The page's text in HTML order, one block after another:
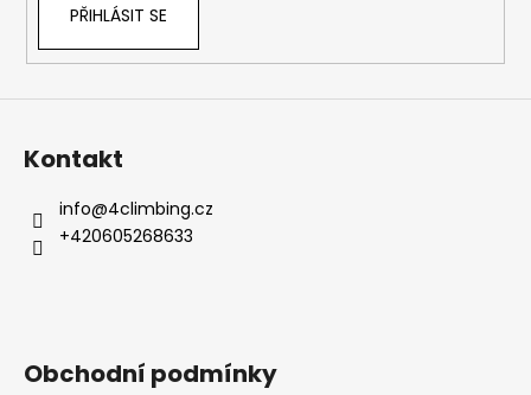
PŘIHLÁSIT SE
Kontakt
info@4climbing.cz
+420605268633
Obchodní podmínky